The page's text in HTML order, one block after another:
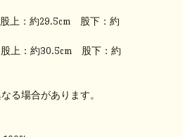
上：約29.5cm 股下：約
上：約30.5cm 股下：約
る場合があります。